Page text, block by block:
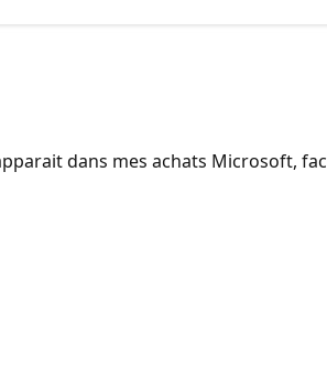
dans mes achats Microsoft,